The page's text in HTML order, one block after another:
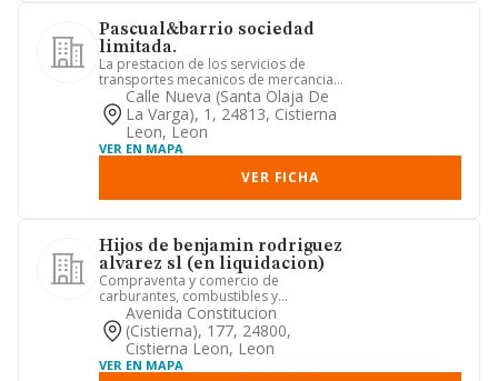
Pascual&barrio sociedad
limitada.
La prestacion de los servicios de
transportes mecanicos de mercancias
y viajeros por carreteras urb...
Calle Nueva (santa Olaja De
La Varga), 1, 24813, Cistierna
Leon, Leon
VER EN MAPA
VER FICHA
Hijos de benjamin rodriguez
alvarez sl (en liquidacion)
Compraventa y comercio de
carburantes, combustibles y
lubricantes, asi como de accesorios
relaciona...
Avenida Constitucion
(cistierna), 177, 24800,
Cistierna Leon, Leon
VER EN MAPA